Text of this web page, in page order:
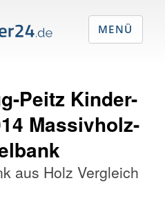
Peitz Kinder-
Massivholz-
aus Holz Vergleich
MENÜ